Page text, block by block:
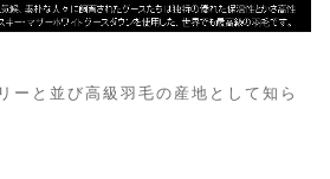
ーと並び高級羽毛の産地として知ら